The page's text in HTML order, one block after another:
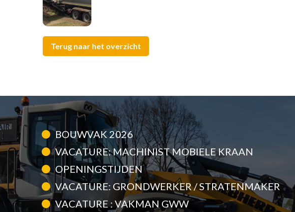
Terug naar het overzicht
BOUWVAK 2026
VACATURE: MACHINIST MOBIELE KRAAN
OPENINGSTIJDEN
VACATURE: GRONDWERKER / STRATENMAKER
VACATURE : VAKMAN GWW